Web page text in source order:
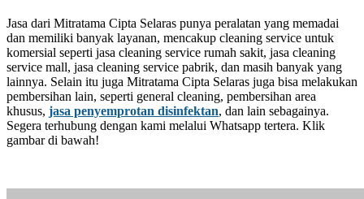
Jasa dari Mitratama Cipta Selaras punya peralatan yang memadai
dan memiliki banyak layanan, mencakup cleaning service untuk
komersial seperti jasa cleaning service rumah sakit, jasa cleaning
service mall, jasa cleaning service pabrik, dan masih banyak yang
lainnya. Selain itu juga Mitratama Cipta Selaras juga bisa melakukan
pembersihan lain, seperti general cleaning, pembersihan area
khusus, jasa penyemprotan disinfektan, dan lain sebagainya.
Segera terhubung dengan kami melalui Whatsapp tertera. Klik
gambar di bawah!